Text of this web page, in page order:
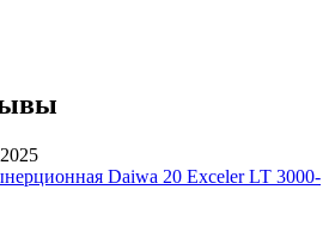
Daiwa 20 Exceler LT 3000-